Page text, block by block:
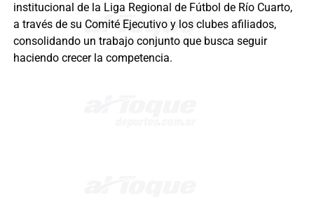
institucional de la Liga Regional de Fútbol de Río Cuarto,
a través de su Comité Ejecutivo y los clubes afiliados,
consolidando un trabajo conjunto que busca seguir
haciendo crecer la competencia.